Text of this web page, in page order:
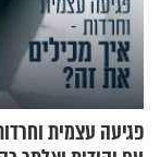
פגיעה עצמית